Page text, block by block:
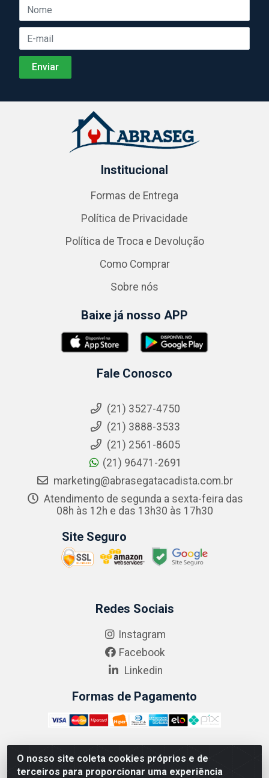
O nosso site coleta cookies próprios e de
terceiros para proporcionar uma experiência
Institucional
Formas de Entrega
Política de Privacidade
Política de Troca e Devolução
Como Comprar
Sobre nós
Baixe já nosso APP
Fale Conosco
(21) 3527-4750
(21) 3888-3533
(21) 2561-8605
(21) 96471-2691
marketing@abrasegatacadista.com.br
Atendimento de segunda a sexta-feira das
08h às 12h e das 13h30 às 17h30
Site Seguro
Redes Sociais
Instagram
Facebook
Linkedin
Formas de Pagamento
ABRASEG COMÉRCIO ATACADISTA LTDA - CNPJ: